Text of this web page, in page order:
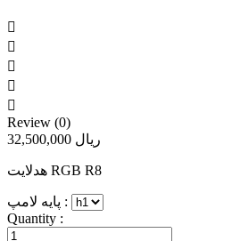





Review (0)
32,500,000 ریال
هدلایت RGB R8
پایه لامپ :
Quantity :